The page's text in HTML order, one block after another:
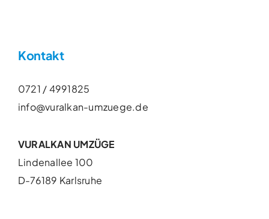
Kontakt
0721 / 4991825
info@vuralkan-umzuege.de
VURALKAN UMZÜGE
Lindenallee 100
D-76189 Karlsruhe